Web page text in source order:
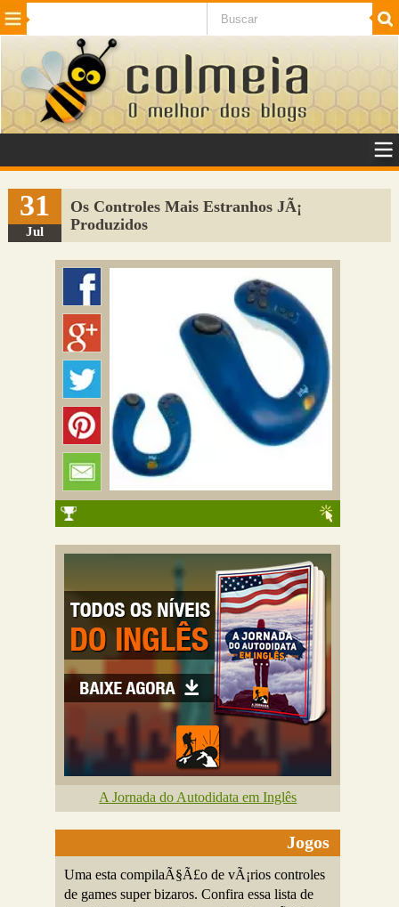
Beleza Cinema e TV
Internet Jogos NotÃ­cias SaÃºde
VeÃ­culos Adulto
Sugerir Link
Adicionar Blog
Colmeia Exchange
31
Jul
Os Controles Mais Estranhos JÃ¡
Produzidos
A Jornada do Autodidata em Inglês
Jogos
Uma esta compilaÃ§Ã£o de vÃ¡rios controles
de games super bizaros. Confira essa lista de